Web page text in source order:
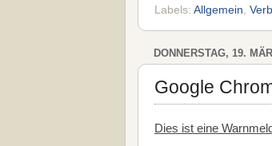
Labels: Allgemein
DONNERSTAG, 19.
Google
Dies ist eine